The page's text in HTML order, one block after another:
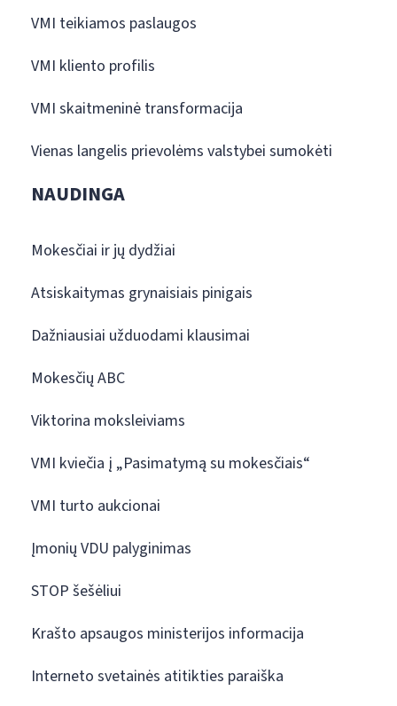
VMI teikiamos paslaugos
VMI kliento profilis
VMI skaitmeninė transformacija
Vienas langelis prievolėms valstybei sumokėti
NAUDINGA
Mokesčiai ir jų dydžiai
Atsiskaitymas grynaisiais pinigais
Dažniausiai užduodami klausimai
Mokesčių ABC
Viktorina moksleiviams
VMI kviečia į „Pasimatymą su mokesčiais“
VMI turto aukcionai
Įmonių VDU palyginimas
STOP šešėliui
Krašto apsaugos ministerijos informacija
Interneto svetainės atitikties paraiška